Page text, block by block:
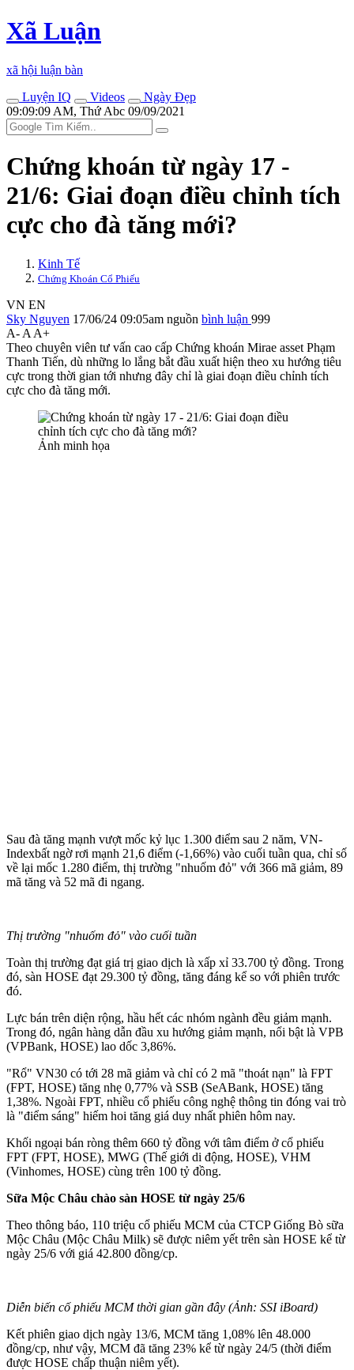
Xã Luận
xã hội luận bàn
Luyện IQ
Videos
Ngày Đẹp
09:09:09 AM, Thứ Abc 09/09/2021
Chứng khoán từ ngày 17 -
21/6: Giai đoạn điều chỉnh tích
cực cho đà tăng mới?
Kinh Tế
Chứng Khoán Cổ Phiếu
VN EN
Sky Nguyen 17/06/24 09:05am nguồn bình luận 999
A- A A+
Theo chuyên viên tư vấn cao cấp Chứng khoán Mirae as‌set Phạm
Thanh Tiến, dù những lo lắng bắt đầu xuất hiện theo xu hướng tiêu
cực trong thời gian tới nhưng đây chỉ là giai đoạn điều chỉnh tích
cực cho đà tăng mới.
Ảnh minh họa
Sau đà tăng mạnh vượt mốc kỷ lục 1.300 điểm sau 2 năm, VN-
Indexbất ngờ rơi mạnh 21,6 điểm (-1,66%) vào cuối tuần qua, chỉ số
về lại mốc 1.280 điểm, thị trường "nhuốm đỏ" với 366 mã giảm, 89
mã tăng và 52 mã đi ngang.
Thị trường "nhuốm đỏ" vào cuối tuần
Toàn thị trường đạt giá trị giao dịch là xấp xỉ 33.700 tỷ đồng. Trong
đó, sàn HOSE đạt 29.300 tỷ đồng, tăng đáng kể so với phiên trước
đó.
Lực bán trên diện rộng, hầu hết các nhóm ngành đều giảm mạnh.
Trong đó, ngân hàng dẫn đầu xu hướng giảm mạnh, nổi bật là VPB
(VPBank, HOSE) lao dốc 3,86%.
"Rổ" VN30 có tới 28 mã giảm và chỉ có 2 mã "thoát nạn" là FPT
(FPT, HOSE) tăng nhẹ 0,77% và SSB (SeABank, HOSE) tăng
1,38%. Ngoài FPT, nhiều cổ phiếu công nghệ thông tin đóng vai trò
là "điểm sáng" hiếm hoi tăng giá duy nhất phiên hôm nay.
Khối ngoại bán ròng thêm 660 tỷ đồng với tâm điểm ở cổ phiếu
FPT (FPT, HOSE), MWG (Thế giới di động, HOSE), VHM
(Vinhomes, HOSE) cùng trên 100 tỷ đồng.
Sữa Mộc Châu chào sàn HOSE từ ngày 25/6
Theo thông báo, 110 triệu cổ phiếu MCM của CTCP Giống Bò sữa
Mộc Châu (Mộc Châu Milk) sẽ được niêm yết trên sàn HOSE kể từ
ngày 25/6 với giá 42.800 đồng/cp.
Diễn biến cố phiếu MCM thời gian gần đây (Ảnh: SSI iBoard)
Kết phiên giao dịch ngày 13/6, MCM tăng 1,08% lên 48.000
đồng/cp, như vậy, MCM đã tăng 23% kể từ ngày 24/5 (thời điểm
được HOSE chấp thuận niêm yết).